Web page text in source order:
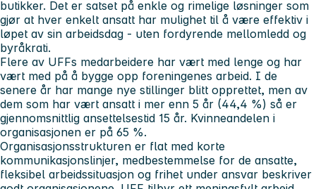
butikker. Det er satset på enkle og rimelige løsninger som
gjør at hver enkelt ansatt har mulighet til å være effektiv i
løpet av sin arbeidsdag - uten fordyrende mellomledd og
byråkrati.
Flere av UFFs medarbeidere har vært med lenge og har
vært med på å bygge opp foreningenes arbeid. I de
senere år har mange nye stillinger blitt opprettet, men av
dem som har vært ansatt i mer enn 5 år (44,4 %) så er
gjennomsnittlig ansettelsestid 15 år. Kvinneandelen i
organisasjonen er på 65 %.
Organisasjonsstrukturen er flat med korte
kommunikasjonslinjer, medbestemmelse for de ansatte,
fleksibel arbeidssituasjon og frihet under ansvar beskriver